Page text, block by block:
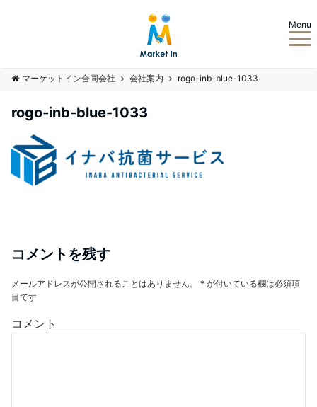
Menu
マーケットイン合同会社 会社案内 rogo-inb-blue-1033
rogo-inb-blue-1033
コメントを残す
メールアドレスが公開されることはありません。 * が付いている欄は必須項
目です
コメント